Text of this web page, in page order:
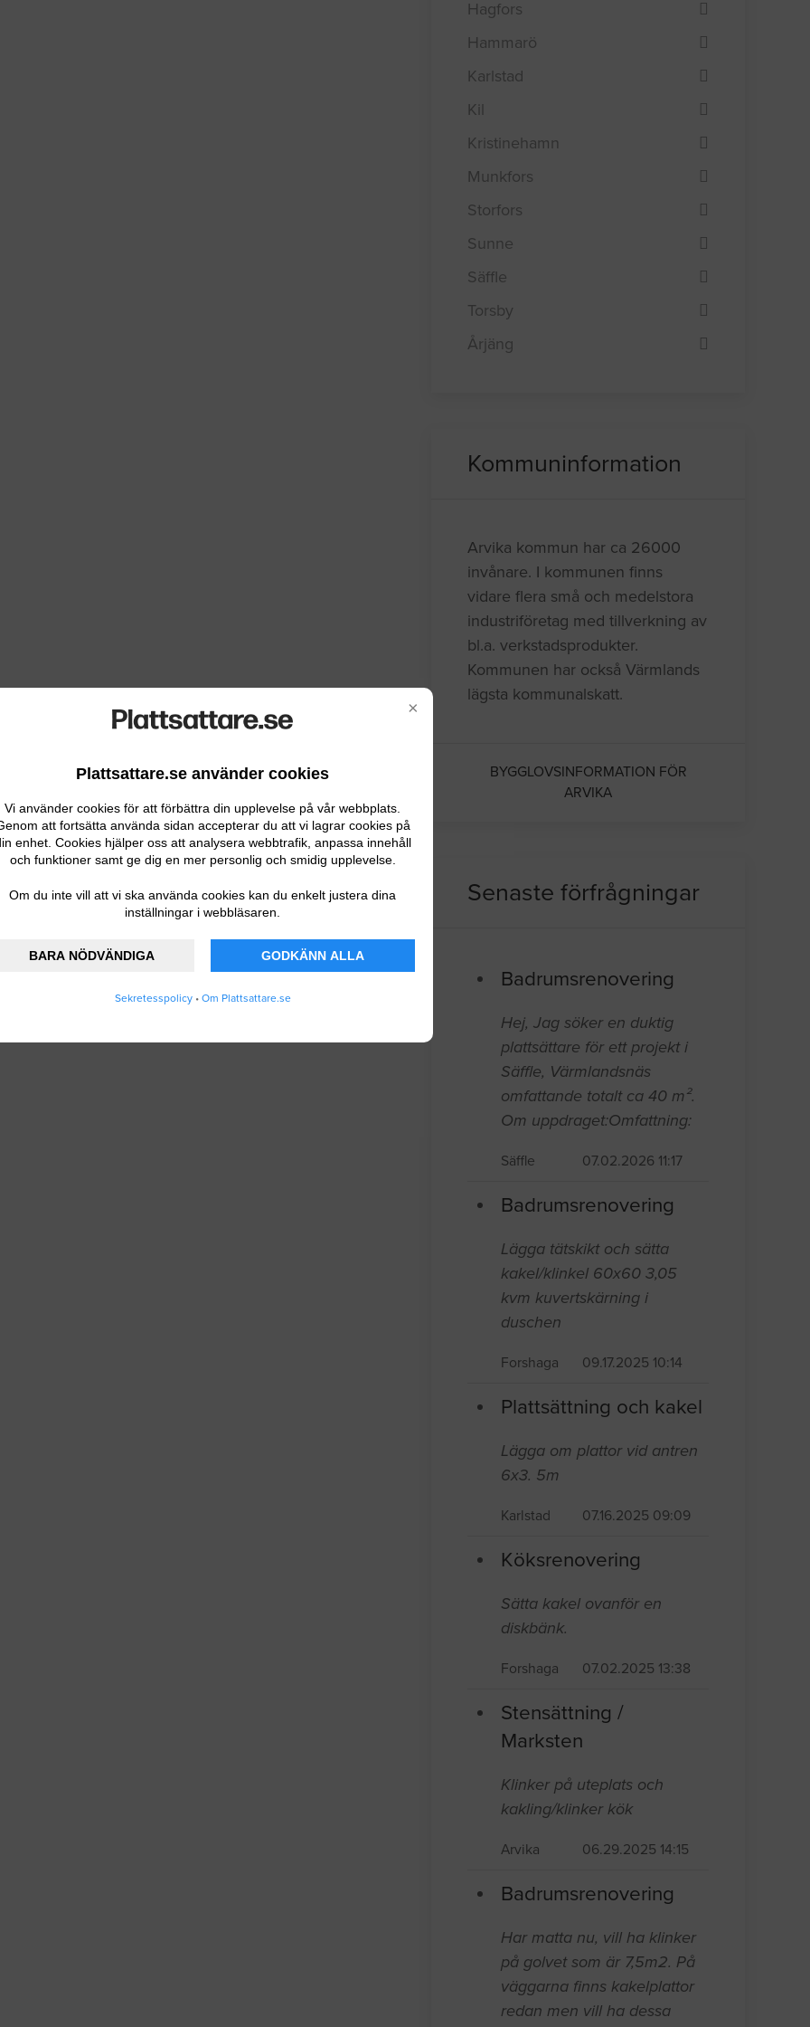
×
Plattsattare.se använder cookies
Vi använder cookies för att förbättra din upplevelse på vår webbplats.
att fortsätta använda sidan accepterar du att vi lagrar cookies på
enhet. Cookies hjälper oss att analysera webbtrafik, anpassa innehåll
och funktioner samt ge dig en mer personlig och smidig upplevelse.
Om du inte vill att vi ska använda cookies kan du enkelt justera dina
inställningar i webbläsaren.
BARA NÖDVÄNDIGA GODKÄNN ALLA
Sekretesspolicy• Om Plattsattare.se
Hagfors
Hammarö
Karlstad
Kil
Kristinehamn
Munkfors
Storfors
Sunne
Säffle
Torsby
Årjäng
Kommuninformation
Arvika kommun har ca 26000
invånare. I kommunen finns
vidare flera små och medelstora
industriföretag med tillverkning av
bl.a. verkstadsprodukter.
Kommunen har också Värmlands
lägsta kommunalskatt.
BYGGLOVSINFORMATION FÖR
ARVIKA
Senaste förfrågningar
Badrumsrenovering
Hej, Jag söker en duktig
plattsättare för ett projekt i
Säffle, Värmlandsnäs
omfattande totalt ca 40 m².
Om uppdraget:Omfattning:
Säffle 07.02.2026 11:17
Badrumsrenovering
Lägga tätskikt och sätta
kakel/klinkel 60x60 3,05
kvm kuvertskärning i
duschen
Forshaga 09.17.2025 10:14
Plattsättning och kakel
Lägga om plattor vid antren
6x3. 5m
Karlstad 07.16.2025 09:09
Köksrenovering
Sätta kakel ovanför en
diskbänk.
Forshaga 07.02.2025 13:38
Stensättning /
Marksten
Klinker på uteplats och
kakling/klinker kök
Arvika 06.29.2025 14:15
Badrumsrenovering
Har matta nu, vill ha klinker
på golvet som är 7,5m2. På
väggarna finns kakelplattor
redan men vill ha dessa